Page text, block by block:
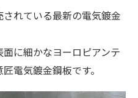
れている最新の電気鍍金
に細かなヨーロピアンテ
電気鍍金鋼板です。